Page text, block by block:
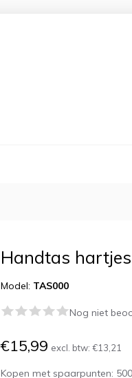
Handtas hartjes
Model: TAS000
Nog niet
€15,99 excl. btw:€13,21
Kopen met spaarpunten: 500